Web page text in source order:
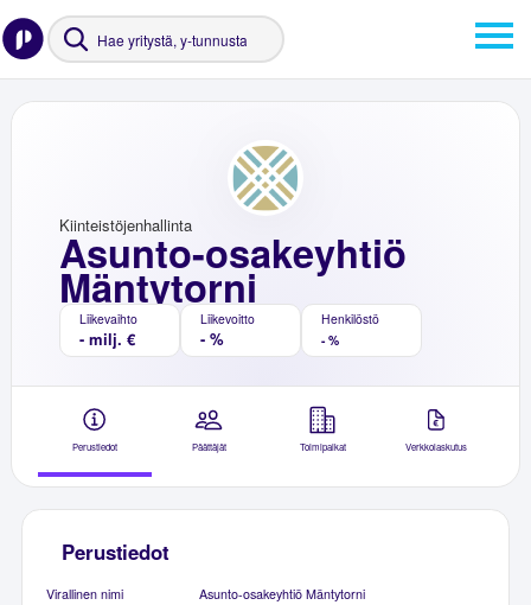
Asunto-osakeyhtiö
Mäntytorni
Kiinteistöjenhallinta
Liikevaihto
- milj. €
Liikevoitto
- %
Henkilöstö
- %
Perustiedot Päättäjät Toimipaikat Verkkolaskutus
Perustiedot
Virallinen nimi
Asunto-osakeyhtiö Mäntytorni